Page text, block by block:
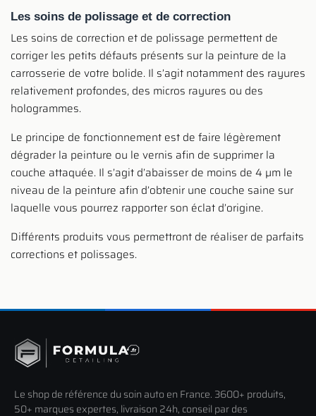
Les soins de polissage et de correction
Les soins de correction et de polissage permettent de
corriger les petits défauts présents sur la peinture de la
carrosserie de votre bolide. Il s’agit notamment des rayures
relativement profondes, des micros rayures ou des
hologrammes.
Le principe de fonctionnement est de faire légèrement
dégrader la peinture ou le vernis afin de supprimer la
couche attaquée. Il s’agit d’abaisser de moins de 4 µm le
niveau de la peinture afin d’obtenir une couche saine sur
laquelle vous pourrez rapporter son éclat d’origine.
Différents produits vous permettront de réaliser de parfaits
corrections et polissages.
Le shop de référence du soin auto en France. 3600+ produits,
50+ marques expertes, livraison 24h, conseil par des